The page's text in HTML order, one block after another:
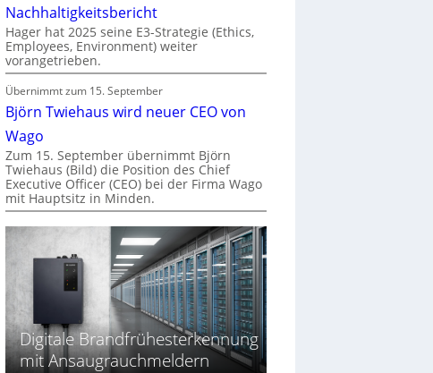
Nachhaltigkeitsbericht
Hager hat 2025 seine E3-Strategie (Ethics,
Employees, Environment) weiter
vorangetrieben.
Übernimmt zum 15. September
Björn Twiehaus wird neuer CEO von
Wago
Zum 15. September übernimmt Björn
Twiehaus (Bild) die Position des Chief
Executive Officer (CEO) bei der Firma Wago
mit Hauptsitz in Minden.
Digitale Brandfrühesterkennung
mit Ansaugrauchmeldern